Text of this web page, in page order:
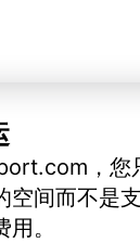
，您
空间而不是
。